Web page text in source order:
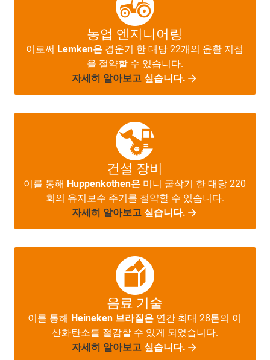
농업 엔지니어링
이로써 Lemken은 경운기 한 대당 22개의 윤활 지점
을 절약할 수 있습니다.
자세히 알아보고 싶습니다.
건설 장비
이를 통해 Huppenkothen은 미니 굴삭기 한 대당 220
회의 유지보수 주기를 절약할 수 있습니다.
자세히 알아보고 싶습니다.
음료 기술
이를 통해 Heineken 브라질은 연간 최대 28톤의 이
산화탄소를 절감할 수 있게 되었습니다.
자세히 알아보고 싶습니다.